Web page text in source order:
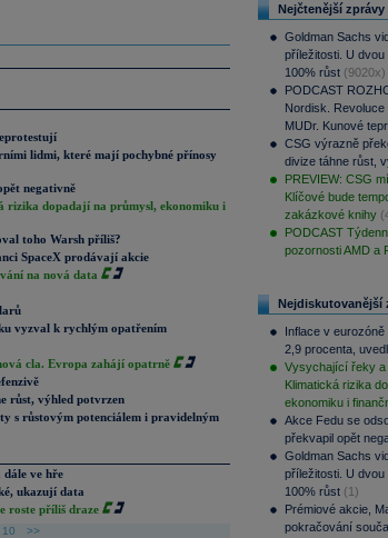
lidmi, které mají pochybné přínosy
negativně
dopadají na průmysl, ekonomiku i
toho Warsh příliš?
SpaceX prodávají akcie
na nová data
vyzval k rychlým opatřením
cla. Evropa zahájí opatrně
růst, výhled potvrzen
s růstovým potenciálem i pravidelným
dále ve hře
ukazují data
roste příliš draze
10 >>
Nejčtenější zprávy
Goldman Sachs
příležitosti. U
100% růst (9020x)
PODCAST
Nordisk. Revoluce
MUDr. Kunové
CSG výrazně
divize táhne růst,
PREVIEW: CSG
Klíčové bude
zakázkové knihy
PODCAST
pozornosti AMD a
Nejdiskutovanější
Inflace v
2,9 procenta,
Vysychající řeky a
Klimatická rizika
ekonomiku i
Akce Fedu se
překvapil opět
Goldman Sachs
příležitosti. U
100% růst (1)
Prémiové akcie,
pokračování